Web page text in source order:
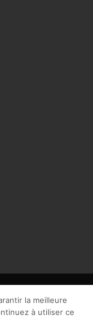
web réalisé par
la meilleure
à utiliser ce